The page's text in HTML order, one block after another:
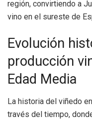
región, convirtiendo a
vino en el sureste de
Evolución
producción
Edad Media
La historia del viñedo
través del tiempo,